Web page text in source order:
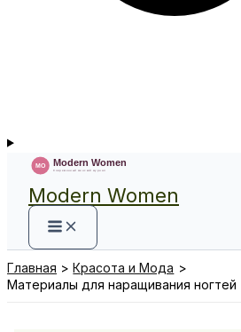
Modern Women
Главная
Красота и Мода
Материалы для наращивания ногтей